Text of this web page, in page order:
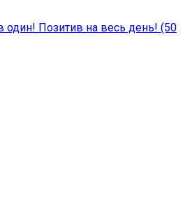
Позитив на весь день! (50